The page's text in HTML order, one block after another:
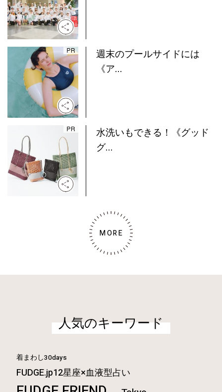
週末のプールサイドには
《ア...
水洗いもできる！《グッド
グ...
MORE
人気のキーワード
着まわし30days
FUDGE.jp12星座×血液型占い